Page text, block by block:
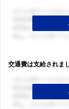
交通費は支給されま